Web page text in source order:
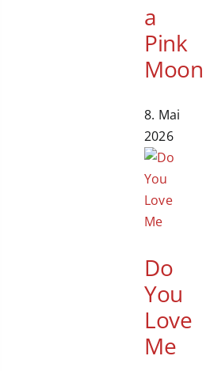
a
Pink
Moon
8. Mai
2026
Do
You
Love
Me